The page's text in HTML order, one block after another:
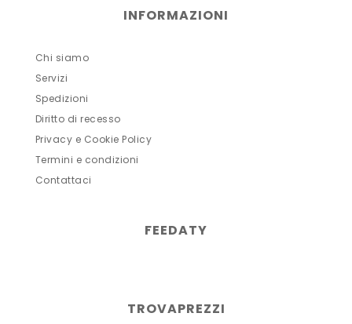
INFORMAZIONI
Chi siamo
Servizi
Spedizioni
Diritto di recesso
Privacy e Cookie Policy
Termini e condizioni
Contattaci
FEEDATY
TROVAPREZZI